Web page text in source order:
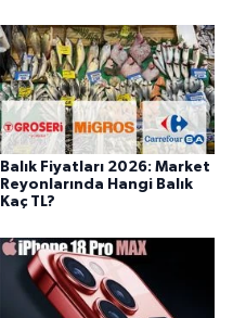
Balık Fiyatları 2026: Market
Reyonlarında Hangi Balık
Kaç TL?